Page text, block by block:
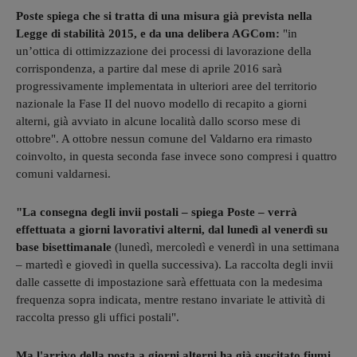
Poste spiega che si tratta di una misura già prevista nella
Legge di stabilità 2015, e da una delibera AGCom: "in
un’ottica di ottimizzazione dei processi di lavorazione della
corrispondenza, a partire dal mese di aprile 2016 sarà
progressivamente implementata in ulteriori aree del territorio
nazionale la Fase II del nuovo modello di recapito a giorni
alterni, già avviato in alcune località dallo scorso mese di
ottobre". A ottobre nessun comune del Valdarno era rimasto
coinvolto, in questa seconda fase invece sono compresi i quattro
comuni valdarnesi.
"La consegna degli invii postali – spiega Poste – verrà
effettuata a giorni lavorativi alterni, dal lunedì al venerdì su
base bisettimanale (lunedì, mercoledì e venerdì in una settimana
– martedì e giovedì in quella successiva). La raccolta degli invii
dalle cassette di impostazione sarà effettuata con la medesima
frequenza sopra indicata, mentre restano invariate le attività di
raccolta presso gli uffici postali".